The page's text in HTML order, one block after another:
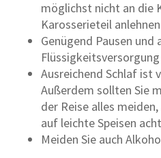
möglichst nicht an die
Karosserieteil
Genügend Pausen und
Ausreichend Schlaf ist
Außerdem sollten Sie
der Reise alles
auf leichte Speisen
Meiden Sie auch